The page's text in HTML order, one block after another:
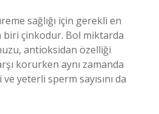
sağlığı için gerekli en
çinkodur. Bol miktarda
antioksidan özelliği
korurken aynı zamanda
yeterli sperm sayısını da